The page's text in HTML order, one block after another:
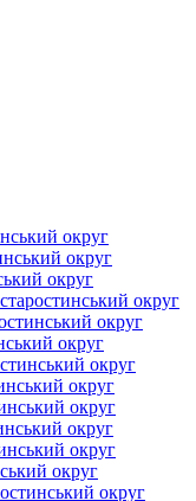
округ
округ
округ
округ
округ
округ
округ
округ
округ
округ
округ
округ
округ